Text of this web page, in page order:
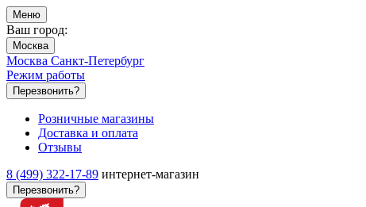
Меню
Ваш город:
Москва
Москва Санкт-Петербург
Режим работы
Перезвонить?
Розничные магазины
Доставка и оплата
Отзывы
8 (499) 322-17-89 интернет-магазин
Перезвонить?